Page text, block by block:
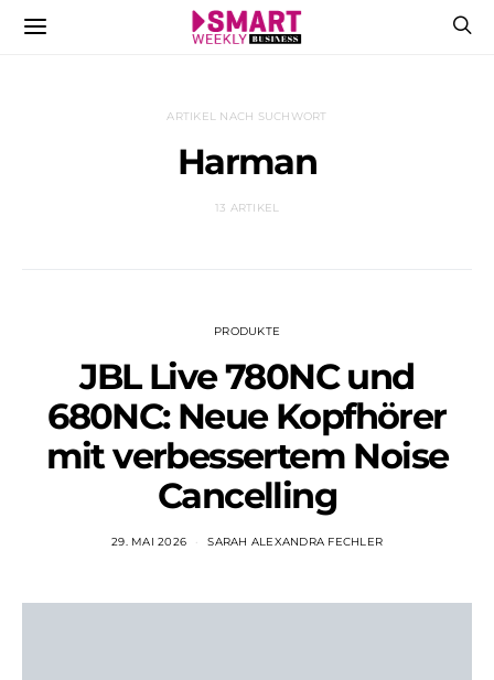
ARTIKEL NACH SUCHWORT
Harman
13 ARTIKEL
PRODUKTE
JBL Live 780NC und
680NC: Neue Kopfhörer
mit verbessertem Noise
Cancelling
29. MAI 2026 SARAH ALEXANDRA FECHLER